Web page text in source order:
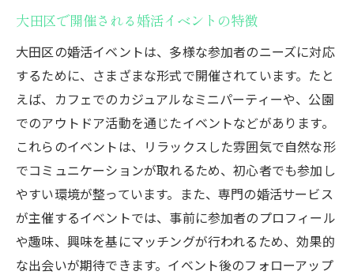
大田区で開催される婚活イベントの特徴
大田区の婚活イベントは、多様な参加者のニーズに対応
するために、さまざまな形式で開催されています。たと
えば、カフェでのカジュアルなミニパーティーや、公園
でのアウトドア活動を通じたイベントなどがあります。
これらのイベントは、リラックスした雰囲気で自然な形
でコミュニケーションが取れるため、初心者でも参加し
やすい環境が整っています。また、専門の婚活サービス
が主催するイベントでは、事前に参加者のプロフィール
や趣味、興味を基にマッチングが行われるため、効果的
な出会いが期待できます。イベント後のフォローアップ